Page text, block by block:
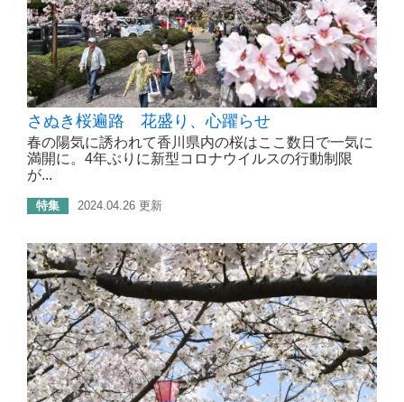
さぬき桜遍路 花盛り、心躍らせ
春の陽気に誘われて香川県内の桜はここ数日で一気に
満開に。4年ぶりに新型コロナウイルスの行動制限
が...
特集 2024.04.26 更新